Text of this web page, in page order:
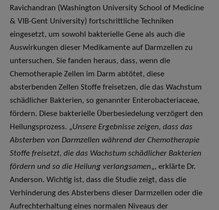
Ravichandran (Washington University School of Medicine
& VIB-Gent University) fortschrittliche Techniken
eingesetzt, um sowohl bakterielle Gene als auch die
Auswirkungen dieser Medikamente auf Darmzellen zu
untersuchen. Sie fanden heraus, dass, wenn die
Chemotherapie Zellen im Darm abtötet, diese
absterbenden Zellen Stoffe freisetzen, die das Wachstum
schädlicher Bakterien, so genannter Enterobacteriaceae,
fördern. Diese bakterielle Überbesiedelung verzögert den
Heilungsprozess. „Unsere Ergebnisse zeigen, dass das
Absterben von Darmzellen während der Chemotherapie
Stoffe freisetzt, die das Wachstum schädlicher Bakterien
fördern und so die Heilung verlangsamen„, erklärte Dr.
Anderson. Wichtig ist, dass die Studie zeigt, dass die
Verhinderung des Absterbens dieser Darmzellen oder die
Aufrechterhaltung eines normalen Niveaus der